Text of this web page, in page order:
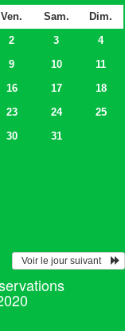
Ven. Sam.
Dim.
2 3
4
9 10
11
16 17
18
23 24
25
30 31
  Voir le jour suivant